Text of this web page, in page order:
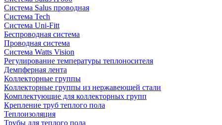
Система Salus проводная
Система Tech
Система Uni-Fitt
Беспроводная система
Проводная система
Система Watts Vision
Регулирование температуры теплоносителя
Демпферная лента
Коллекторные группы
Коллекторные группы из нержавеющей стали
Комплектующие для коллекторных групп
Крепление труб теплого пола
Теплоизоляция
Трубы для теплого пола